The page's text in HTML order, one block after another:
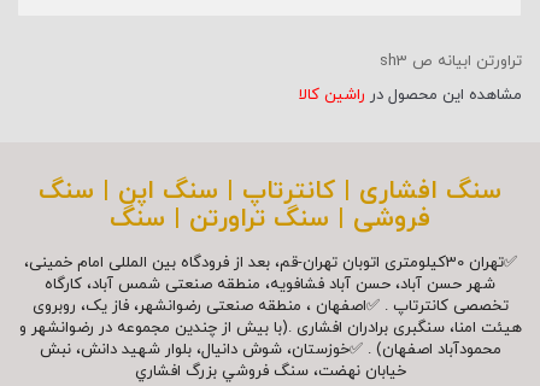
تراورتن ابیانه ص sh3
مشاهده این محصول در راشین کالا
سنگ افشاری | کانترتاپ | سنگ اپن | سنگ
فروشی | سنگ تراورتن | سنگ
✅تهران 30کیلومتری اتوبان تهران-قم، بعد از فرودگاه بین المللی امام خمینی،
شهر حسن آباد، حسن آباد فشافویه، منطقه صنعتی شمس آباد، کارگاه
تخصصی کانترتاپ . ✅اصفهان ، منطقه صنعتی رضوانشهر، فاز یک، روبروی
هیئت امنا، سنگبری برادران افشاری .(با بیش از چندین مجموعه در رضوانشهر و
محمودآباد اصفهان) . ✅خوزستان، شوش دانیال، بلوار شهيد دانش، نبش
خیابان نهضت، سنگ فروشي بزرگ افشاري